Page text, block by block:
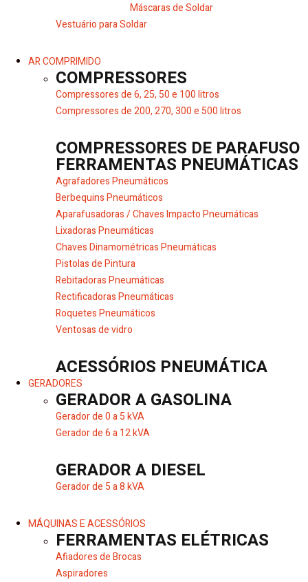
Máscaras de Soldar
Vestuário para Soldar
AR COMPRIMIDO
COMPRESSORES
Compressores de 6, 25, 50 e 100 litros
Compressores de 200, 270, 300 e 500 litros
COMPRESSORES DE PARAFUSO
FERRAMENTAS PNEUMÁTICAS
Agrafadores Pneumáticos
Berbequins Pneumáticos
Aparafusadoras / Chaves Impacto Pneumáticas
Lixadoras Pneumáticas
Chaves Dinamométricas Pneumáticas
Pistolas de Pintura
Rebitadoras Pneumáticas
Rectificadoras Pneumáticas
Roquetes Pneumáticos
Ventosas de vidro
ACESSÓRIOS PNEUMÁTICA
GERADORES
GERADOR A GASOLINA
Gerador de 0 a 5 kVA
Gerador de 6 a 12 kVA
GERADOR A DIESEL
Gerador de 5 a 8 kVA
MÁQUINAS E ACESSÓRIOS
FERRAMENTAS ELÉTRICAS
Afiadores de Brocas
Aspiradores